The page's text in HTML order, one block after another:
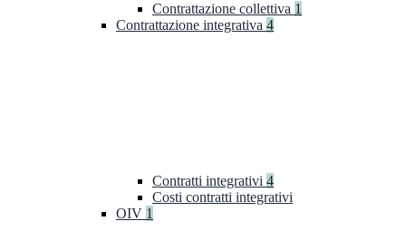
Contrattazione collettiva 1
Contrattazione integrativa 4
Contratti integrativi 4
Costi contratti integrativi
OIV 1